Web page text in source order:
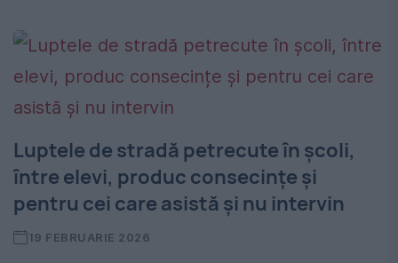
Luptele de stradă petrecute în școli,
între elevi, produc consecințe și
pentru cei care asistă și nu intervin
19 FEBRUARIE 2026